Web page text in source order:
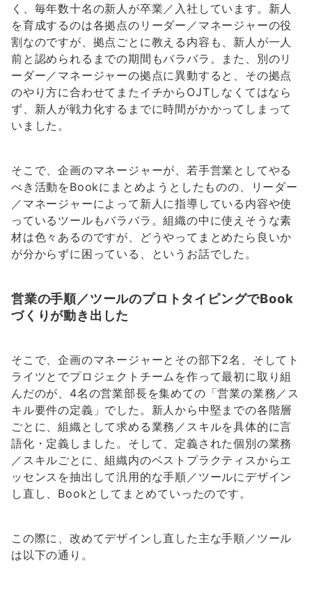
く、毎年数十名の新人が卒業／入社しています。新人
を育成するのは各拠点のリーダー／マネージャーの役
割なのですが、拠点ごとに教える内容も、新人が一人
前と認められるまでの期間もバラバラ。また、別のリ
ーダー／マネージャーの拠点に異動すると、その拠点
のやり方に合わせてまたイチからOJTしなくてはなら
ず、新人が戦力化するまでに時間がかかってしまって
いました。
そこで、企画のマネージャーが、若手営業としてやる
べき活動をBookにまとめようとしたものの、リーダー
／マネージャーによって新人に指導している内容や使
っているツールもバラバラ。組織の中に使えそうな素
材は色々あるのですが、どうやってまとめたら良いか
が分からずに困っている、というお話でした。
営業の手順／ツールのプロトタイピングでBook
づくりが動き出した
そこで、企画のマネージャーとその部下2名、そしてト
ライツとでプロジェクトチームを作って最初に取り組
んだのが、4名の営業部長を集めての「営業の業務／ス
キル要件の定義」でした。新人から中堅までの各階層
ごとに、組織として求める業務／スキルを具体的に言
語化・定義しました。そして、定義された個別の業務
／スキルごとに、組織内のベストプラクティスからエ
ッセンスを抽出して汎用的な手順／ツールにデザイン
し直し、Bookとしてまとめていったのです。
この際に、改めてデザインし直した主な手順／ツール
は以下の通り。